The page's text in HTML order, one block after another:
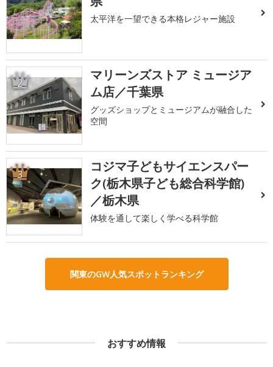
太平洋を一望できる本格レジャー施設
2
マリーンズストア ミュージア
ム店／千葉県
グッズショップとミュージアムが融合した
空間
3
コジマ子どもサイエンスパー
ク(栃木県子ども総合科学館)
／栃木県
体験を通して楽しく学べる科学館
関東のGW人気スポットランキング
おすすめ情報